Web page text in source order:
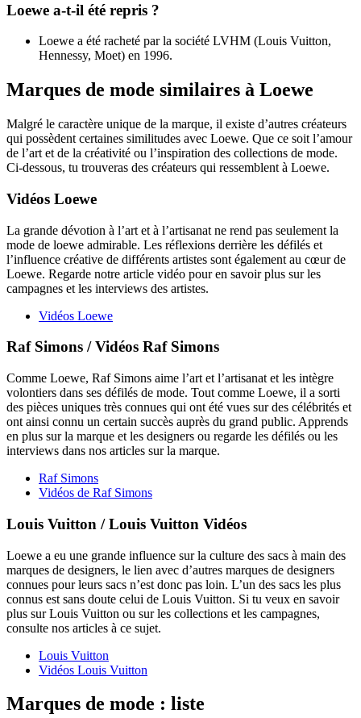
Loewe a-t-il été repris ?
Loewe a été racheté par la société LVHM (Louis Vuitton,
Hennessy, Moet) en 1996.
Marques de mode similaires à Loewe
Malgré le caractère unique de la marque, il existe d’autres créateurs
qui possèdent certaines similitudes avec Loewe. Que ce soit l’amour
de l’art et de la créativité ou l’inspiration des collections de mode.
Ci-dessous, tu trouveras des créateurs qui ressemblent à Loewe.
Vidéos Loewe
La grande dévotion à l’art et à l’artisanat ne rend pas seulement la
mode de loewe admirable. Les réflexions derrière les défilés et
l’influence créative de différents artistes sont également au cœur de
Loewe. Regarde notre article vidéo pour en savoir plus sur les
campagnes et les interviews des artistes.
Vidéos Loewe
Raf Simons / Vidéos Raf Simons
Comme Loewe, Raf Simons aime l’art et l’artisanat et les intègre
volontiers dans ses défilés de mode. Tout comme Loewe, il a sorti
des pièces uniques très connues qui ont été vues sur des célébrités et
ont ainsi connu un certain succès auprès du grand public. Apprends
en plus sur la marque et les designers ou regarde les défilés ou les
interviews dans nos articles sur la marque.
Raf Simons
Vidéos de Raf Simons
Louis Vuitton / Louis Vuitton Vidéos
Loewe a eu une grande influence sur la culture des sacs à main des
marques de designers, le lien avec d’autres marques de designers
connues pour leurs sacs n’est donc pas loin. L’un des sacs les plus
connus est sans doute celui de Louis Vuitton. Si tu veux en savoir
plus sur Louis Vuitton ou sur les collections et les campagnes,
consulte nos articles à ce sujet.
Louis Vuitton
Vidéos Louis Vuitton
Marques de mode : liste